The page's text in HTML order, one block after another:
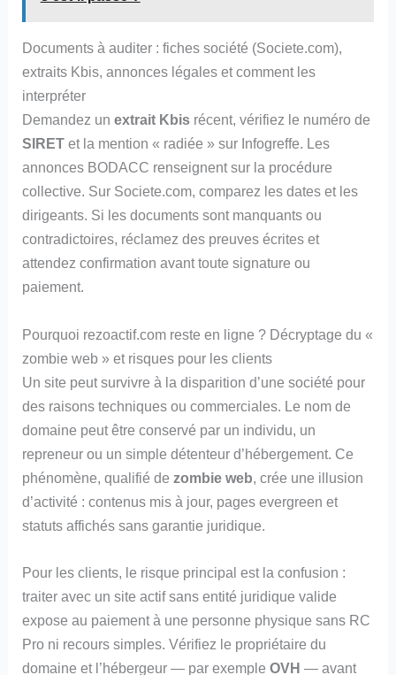
Documents à auditer : fiches société (Societe.com),
extraits Kbis, annonces légales et comment les
interpréter
Demandez unextrait Kbis récent, vérifiez le numéro de
SIRET et la mention « radiée » sur Infogreffe. Les
annonces BODACC renseignent sur la procédure
collective. Sur Societe.com, comparez les dates et les
dirigeants. Si les documents sont manquants ou
contradictoires, réclamez des preuves écrites et
attendez confirmation avant toute signature ou
paiement.
Pourquoi rezoactif.com reste en ligne ? Décryptage du «
zombie web » et risques pour les clients
Un site peut survivre à la disparition d’une société pour
des raisons techniques ou commerciales. Le nom de
domaine peut être conservé par un individu, un
repreneur ou un simple détenteur d’hébergement. Ce
phénomène, qualifié dezombie web, crée une illusion
d’activité : contenus mis à jour, pages evergreen et
statuts affichés sans garantie juridique.
Pour les clients, le risque principal est la confusion :
traiter avec un site actif sans entité juridique valide
expose au paiement à une personne physique sans RC
Pro ni recours simples. Vérifiez le propriétaire du
domaine et l’hébergeur — par exempleOVH — avant